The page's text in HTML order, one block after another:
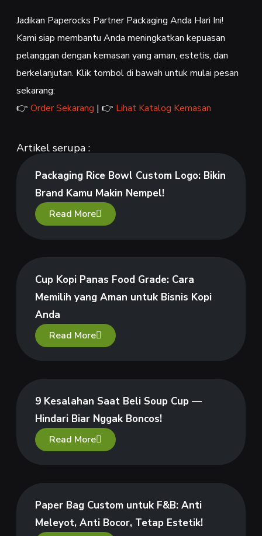
Jadikan Paperocks Partner Packaging Anda Hari Ini!
Kami siap membantu Anda meningkatkan kepuasan
pelanggan dengan kemasan yang aman, estetis, dan
berkelanjutan. Klik tombol di bawah untuk mulai pesan
sekarang:
👉 Order Sekarang | 👉 Lihat Katalog Kemasan
Artikel serupa :
Packaging Rice Bowl Custom Logo: Bikin
Brand Kamu Makin Nempel!
Read More
Cup Kopi Panas Food Grade: Cara
Memilih yang Aman untuk Bisnis Kopi
Anda
Read More
9 Kesalahan Saat Beli Soup Cup —
Hindari Biar Nggak Boncos!
Read More
Paper Bag Custom untuk F&B: Anti
Meleyot, Anti Bocor, Tetap Estetik!